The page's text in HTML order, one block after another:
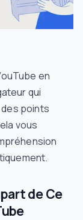
en
qui
points
vous
de Ce